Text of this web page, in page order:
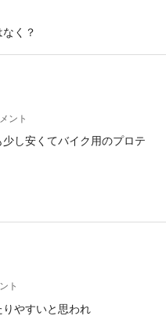
く？
ント
し安くてバイク用のプロテ
ト
やすいと思われ